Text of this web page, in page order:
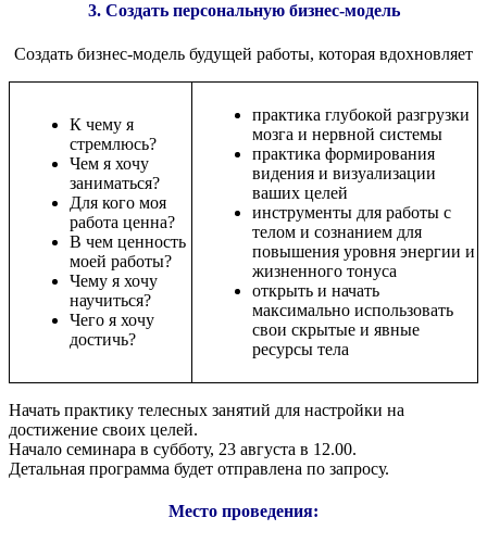
3. Создать персональную бизнес-модель
Создать бизнес-модель будущей работы, которая вдохновляет
К чему я
стремлюсь?
Чем я хочу
заниматься?
Для кого моя
работа ценна?
В чем ценность
моей работы?
Чему я хочу
научиться?
Чего я хочу
достичь?
практика глубокой разгрузки
мозга и нервной системы
практика формирования
видения и визуализации
ваших целей
инструменты для работы с
телом и сознанием для
повышения уровня энергии и
жизненного тонуса
открыть и начать
максимально использовать
свои скрытые и явные
ресурсы тела
Начать практику телесных занятий для настройки на
достижение своих целей.
Начало семинара в субботу, 23 августа в 12.00.
Детальная программа будет отправлена по запросу.
Место проведения: